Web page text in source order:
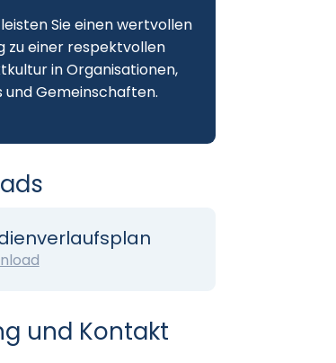
Sie einen wertvollen
zu einer respektvollen
in Organisationen,
und Gemeinschaften.
und Kontakt